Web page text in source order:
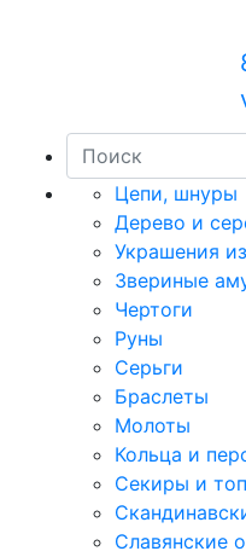
Цепи, шнуры
Дерево и
Украшения
Звериные
Чертоги
Руны
Серьги
Браслеты
Молоты
Кольца и
Секиры и
Славянские